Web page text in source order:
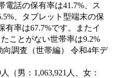
電話の保有率は41.7%、ス
、タブレット型端末の保
有率は67.7%です。またイ
ことがない世帯率は9.2%
調査（世帯編） 令和4年デ
（男：1,063,921人、女：